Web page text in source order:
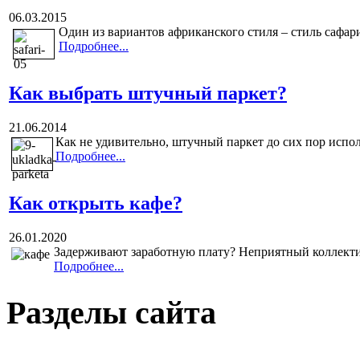
06.03.2015
Один из вариантов африканского стиля – стиль
Подробнее...
Как выбрать штучный паркет?
21.06.2014
Как не удивительно, штучный паркет до сих пор
Подробнее...
Как открыть кафе?
26.01.2020
Задерживают заработную плату? Неприятный
Подробнее...
Разделы сайта